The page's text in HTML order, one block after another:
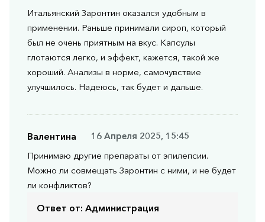
Итальянский Заронтин оказался удобным в
применении. Раньше принимали сироп, который
был не очень приятным на вкус. Капсулы
глотаются легко, и эффект, кажется, такой же
хороший. Анализы в норме, самочувствие
улучшилось. Надеюсь, так будет и дальше.
Валентина
16 Апреля 2025, 15:45
Принимаю другие препараты от эпилепсии.
Можно ли совмещать Заронтин с ними, и не будет
ли конфликтов?
Ответ от: Администрация